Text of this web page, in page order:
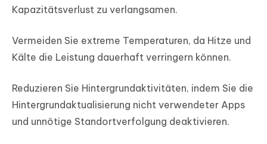
Kapazitätsverlust zu verlangsamen.
Vermeiden Sie extreme Temperaturen, da Hitze und
Kälte die Leistung dauerhaft verringern können.
Reduzieren Sie Hintergrundaktivitäten, indem Sie die
Hintergrundaktualisierung nicht verwendeter Apps
und unnötige Standortverfolgung deaktivieren.